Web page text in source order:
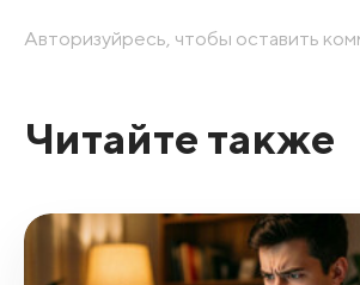
Авторизуйресь, чтобы оставить
Читайте также